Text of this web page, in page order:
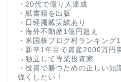
・20代で億り人達成
・紙書籍を出版
・日経掲載実績あり
・海外不動産1億円超え
・米国株ブログ村ランキング
・新卒1年目で資産2000万円
→独立して専業投資家
・投資で勝つための正しい知
強くしたい！